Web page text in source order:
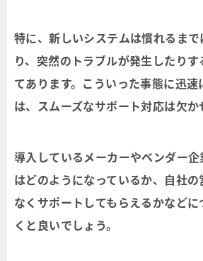
特に、新しいシステムは慣れるま
り、突然のトラブルが発生したり
てあります。こういった事態に迅
は、スムーズなサポート対応は欠か
導入しているメーカーやベンダー
はどのようになっているか、自社
なくサポートしてもらえるかなど
くと良いでしょう。